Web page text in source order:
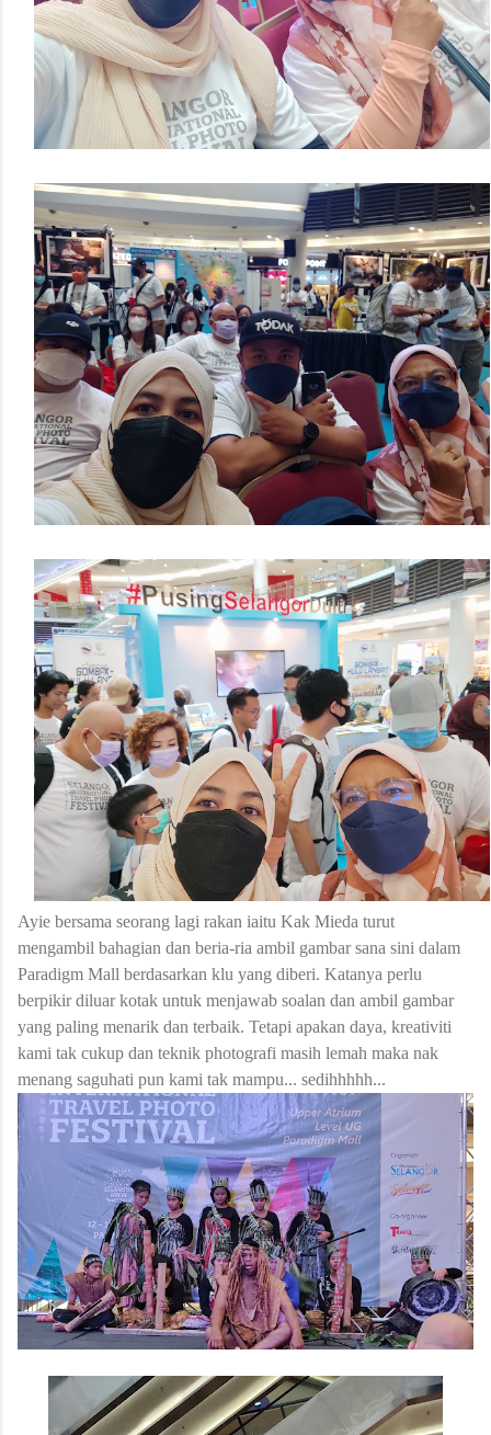
Ayie bersama seorang lagi rakan iaitu Kak Mieda turut
mengambil bahagian dan beria-ria ambil gambar sana sini dalam
Paradigm Mall berdasarkan klu yang diberi. Katanya perlu
berpikir diluar kotak untuk menjawab soalan dan ambil gambar
yang paling menarik dan terbaik. Tetapi apakan daya, kreativiti
kami tak cukup dan teknik photografi masih lemah maka nak
menang saguhati pun kami tak mampu... sedihhhhh...